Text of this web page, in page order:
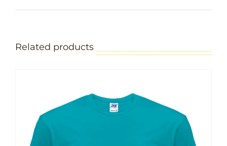
Related products